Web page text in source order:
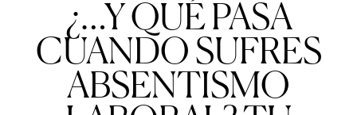
¿…Y QUÉ PASA
CUANDO SUFRES
ABSENTISMO